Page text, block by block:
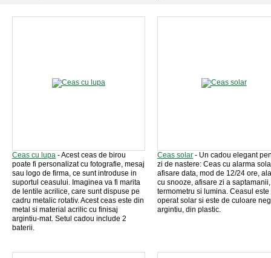
Ceas cu lupa - Acest ceas de birou
poate fi personalizat cu fotografie, mesaj
sau logo de firma, ce sunt introduse in
suportul ceasului. Imaginea va fi marita
de lentile acrilice, care sunt dispuse pe
cadru metalic rotativ. Acest ceas este din
metal si material acrilic cu finisaj
argintiu-mat. Setul cadou include 2
baterii.
Ceas solar - Un cadou elegant
zi de nastere: Ceas cu alarma
afisare data, mod de 12/24 ore,
cu snooze, afisare zi a saptamanii,
termometru si lumina. Ceasul este
operat solar si este de culoare
argintiu, din plastic.